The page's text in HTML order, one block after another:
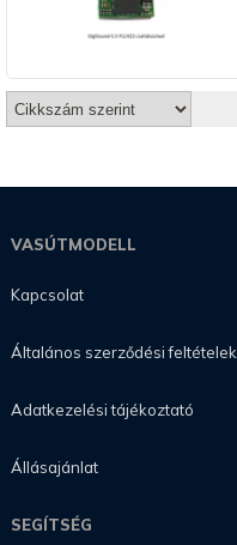
VASÚTMODELL
Kapcsolat
Általános szerződési feltételek
Adatkezelési tájékoztató
Állásajánlat
SEGÍTSÉG